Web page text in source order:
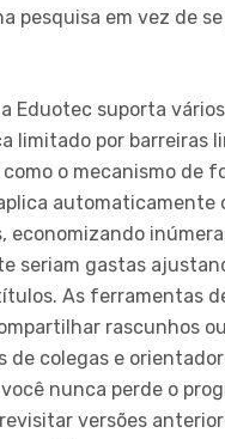
pesquisa em vez de
Eduotec suporta
limitado por barreiras
o mecanismo de
automaticamente
economizando
seriam gastas
As ferramentas
rascunhos
de colegas e
nunca perde o
versões